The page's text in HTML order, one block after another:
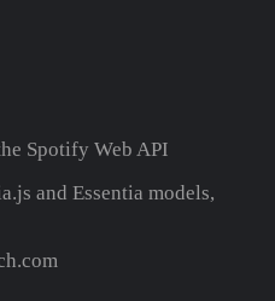
Spotify Web API
and Essentia models,